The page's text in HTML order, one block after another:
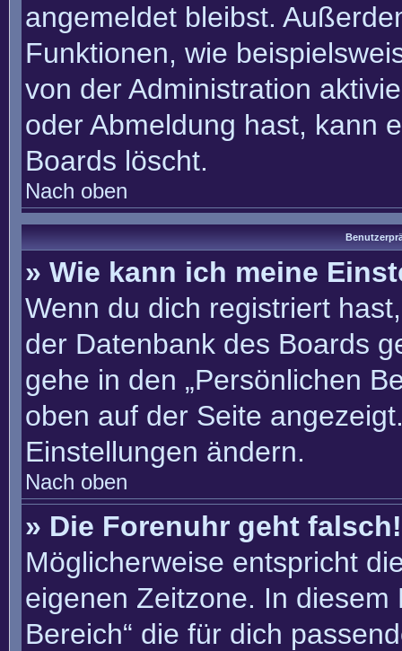
angemeldet bleibst.
Funktionen, wie
von der Administration
oder Abmeldung hast, kann
Boards löscht.
Nach oben
» Wie kann ich meine
Wenn du dich registriert
der Datenbank des Boards
gehe in den „Persönlichen
oben auf der Seite
Einstellungen ändern.
Nach oben
» Die Forenuhr geht falsch!
Möglicherweise entspricht
eigenen Zeitzone. In diesem
Bereich“ die für dich